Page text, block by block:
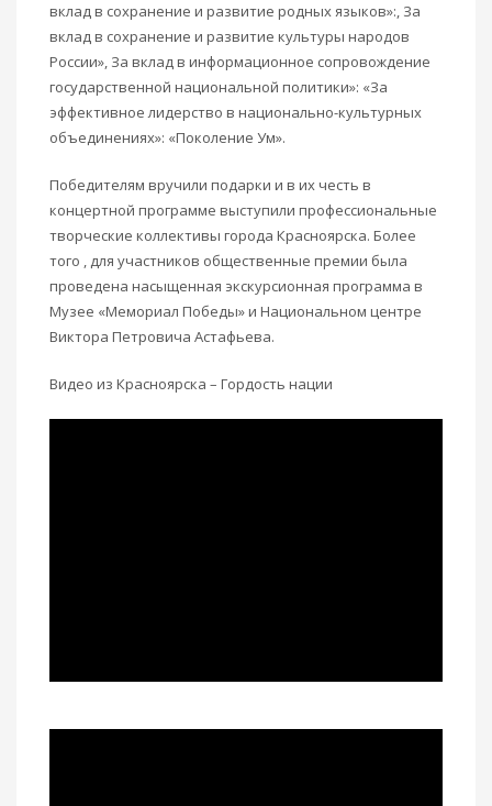
вклад в сохранение и развитие родных языков»:, За
вклад в сохранение и развитие культуры народов
России», За вклад в информационное сопровождение
государственной национальной политики»: «За
эффективное лидерство в национально-культурных
объединениях»: «Поколение Ум».
Победителям вручили подарки и в их честь в
концертной программе выступили профессиональные
творческие коллективы города Красноярска. Более
того , для участников общественные премии была
проведена насыщенная экскурсионная программа в
Музее «Мемориал Победы» и Национальном центре
Виктора Петровича Астафьева.
Видео из Красноярска – Гордость нации